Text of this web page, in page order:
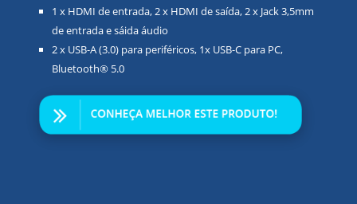
1 x HDMI de entrada, 2 x HDMI de saída, 2 x Jack 3,5mm
de entrada e sáida áudio
2 x USB-A (3.0) para periféricos, 1x USB-C para PC,
Bluetooth® 5.0